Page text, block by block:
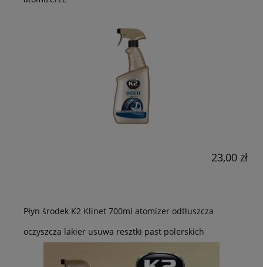
23,00 zł
Płyn środek K2 Klinet 700ml atomizer odtłuszcza
oczyszcza lakier usuwa resztki past polerskich